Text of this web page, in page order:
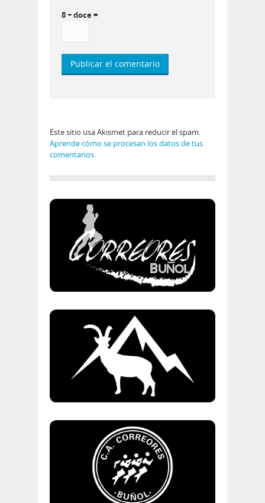
8 + doce =
Este sitio usa Akismet para reducir el spam.
Aprende cómo se procesan los datos de tus
comentarios.